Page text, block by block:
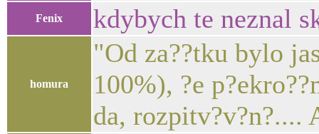
Fenix kdybych te neznal
homura
"Od za??tku bylo
100%), ?e
da, rozpitv?v?n?....